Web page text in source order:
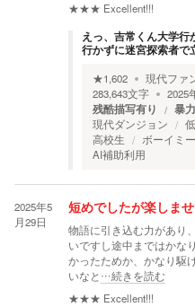
★★★ Excellent!!!
えっ、吉常くん大学
行かずに迷宮探索者で
★1,602 現代ファ
283,643文字 2025
残酷描写有り 暴
現代ダンジョン
高校生
ボーイミ
AI補助利用
2025年5
月29日
短めでしたが楽しませ
物語に引き込む力があり
いですし途中まではかな
かったためか、かなり駆
いなと …続きを読む
★★★ Excellent!!!